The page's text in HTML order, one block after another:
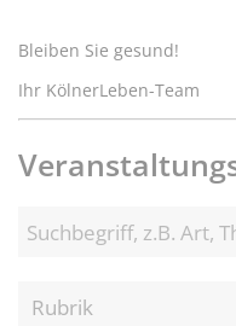
Bleiben Sie gesund!
Ihr KölnerLeben-Team